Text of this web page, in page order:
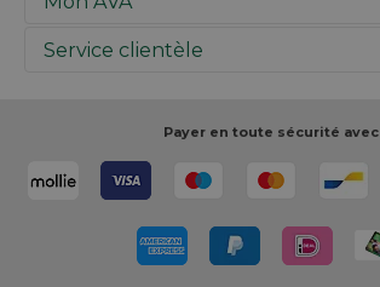
Travailler chez AVA
Inspiration
Réalisez votre création
Rédiger un commentaire
Service clientèle
Votre paiement
Retour
Rappels de produits
Payer en toute sécurité avec